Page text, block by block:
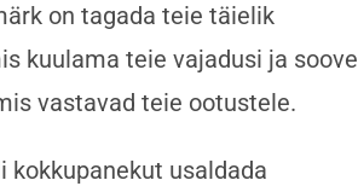
on tagada teie täielik
kuulama teie vajadusi ja soove
vastavad teie ootustele.
kokkupanekut usaldada